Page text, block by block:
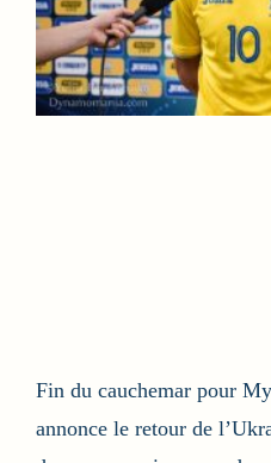
Fin du cauchemar pour
annonce le retour de